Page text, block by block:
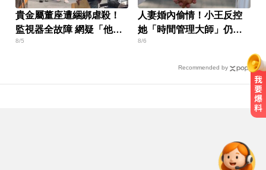
貴金屬董座遭綑綁虐殺！
監視器全故障 網疑「他是
抽籤辦事」
8/5
人妻婚內偷情！小王反控
她「時間管理大師」仍賠
30萬
8/6
Recommended by